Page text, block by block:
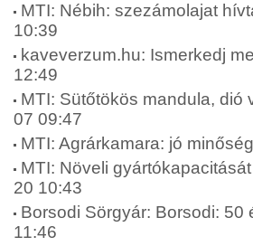
MTI: Nébih: szezámolajat
10:39
kaveverzum.hu: Ismerkedj
12:49
MTI: Sütőtökös mandula, dió
07 09:47
MTI: Agrárkamara: jó
MTI: Növeli
20 10:43
Borsodi Sörgyár: Borsodi:
11:46